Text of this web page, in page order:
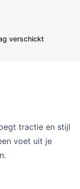
verschickt
tractie en stijl
voet uit je